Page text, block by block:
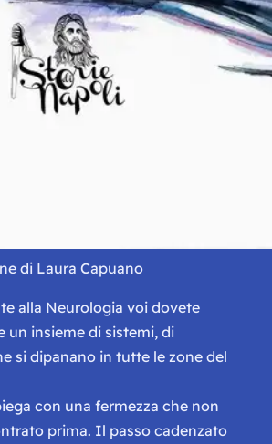
di Laura Capuano
alla Neurologia voi dovete
un insieme di sistemi, di
si dipanano in tutte le zone del
con una fermezza che non
prima. Il passo cadenzato